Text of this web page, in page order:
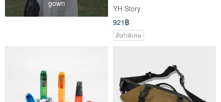
gown
/ AirPods / Earphone
Protective Cover
YH Story
921฿
สั่งทำพิเศษ